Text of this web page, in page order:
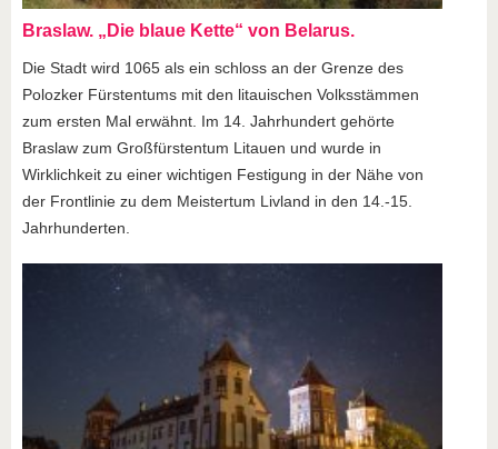
Braslaw. „Die blaue Kette“ von Belarus.
Die Stadt wird 1065 als ein schloss an der Grenze des
Polozker Fürstentums mit den litauischen Volksstämmen
zum ersten Mal erwähnt. Im 14. Jahrhundert gehörte
Braslaw zum Großfürstentum Litauen und wurde in
Wirklichkeit zu einer wichtigen Festigung in der Nähe von
der Frontlinie zu dem Meistertum Livland in den 14.-15.
Jahrhunderten.